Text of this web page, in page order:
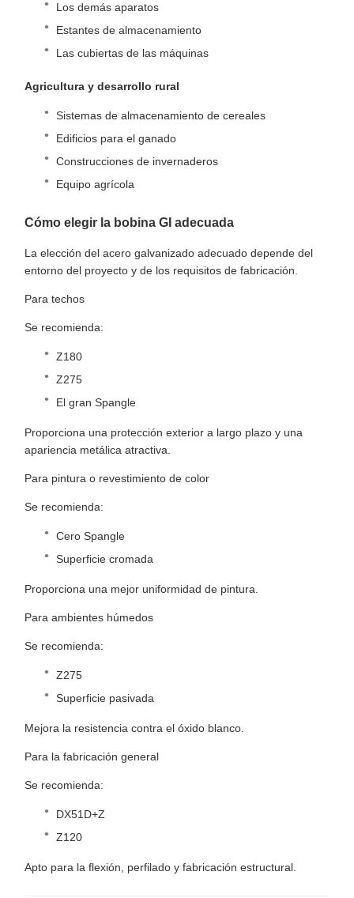
Los demás aparatos
Estantes de almacenamiento
Las cubiertas de las máquinas
Agricultura y desarrollo rural
Sistemas de almacenamiento de cereales
Edificios para el ganado
Construcciones de invernaderos
Equipo agrícola
Cómo elegir la bobina GI adecuada
La elección del acero galvanizado adecuado depende del
entorno del proyecto y de los requisitos de fabricación.
Para techos
Se recomienda:
Z180
Z275
El gran Spangle
Proporciona una protección exterior a largo plazo y una
apariencia metálica atractiva.
Para pintura o revestimiento de color
Se recomienda:
Cero Spangle
Superficie cromada
Proporciona una mejor uniformidad de pintura.
Para ambientes húmedos
Se recomienda:
Z275
Superficie pasivada
Mejora la resistencia contra el óxido blanco.
Para la fabricación general
Se recomienda:
DX51D+Z
Z120
Apto para la flexión, perfilado y fabricación estructural.